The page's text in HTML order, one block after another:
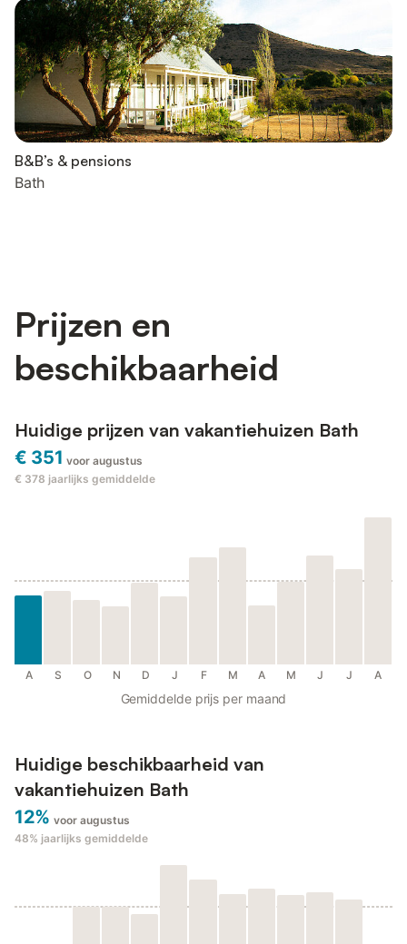
B&B’s & pensions
Bath
Prijzen en
beschikbaarheid
Huidige prijzen van vakantiehuizen Bath
€ 351 voor augustus
€ 378 jaarlijks gemiddelde
A S O N D J F M A M J J A
Gemiddelde prijs per maand
Huidige beschikbaarheid van
vakantiehuizen Bath
12% voor augustus
48% jaarlijks gemiddelde